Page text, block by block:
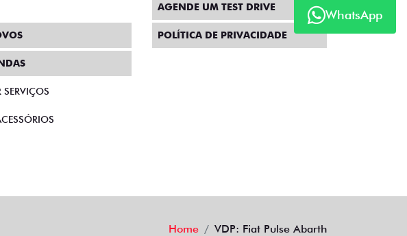
WhatsApp
SERVIÇOS
AGENDE UM TEST DRIVE
POLÍTICA DE PRIVACIDADE
Home VDP: Fiat Pulse Abarth